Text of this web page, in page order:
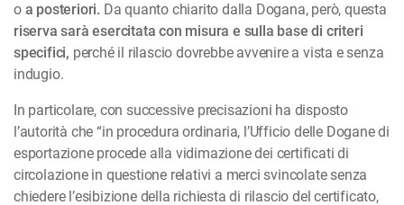
o a posteriori. Da quanto chiarito dalla Dogana, però, questa
riserva sarà esercitata con misura e sulla base di criteri
specifici, perché il rilascio dovrebbe avvenire a vista e senza
indugio.
In particolare, con successive precisazioni ha disposto
l’autorità che “in procedura ordinaria, l’Ufficio delle Dogane di
esportazione procede alla vidimazione dei certificati di
circolazione in questione relativi a merci svincolate senza
chiedere l’esibizione della richiesta di rilascio del certificato,